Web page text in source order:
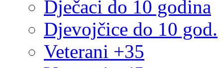
Dječaci do 10 godina
Djevojčice do 10 god.
Veterani +35